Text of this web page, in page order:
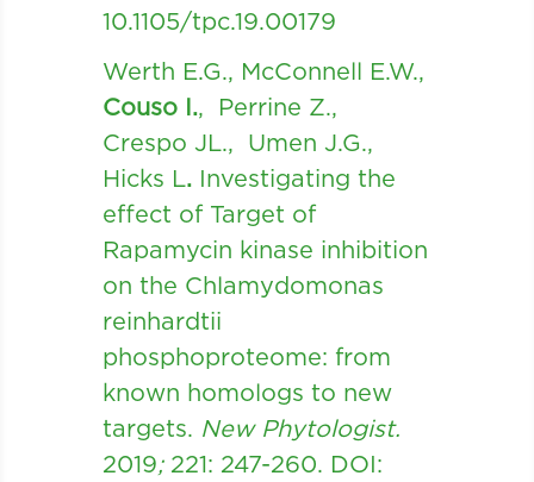
10.1105/tpc.19.00179
Werth E.G., McConnell E.W.,
Couso I., Perrine Z.,
Crespo JL., Umen J.G.,
Hicks L.
Investigating the
effect of Target of
Rapamycin kinase inhibition
on the Chlamydomonas
reinhardtii
phosphoproteome: from
known homologs to new
targets. New Phytologist.
2019; 221: 247-260. DOI: